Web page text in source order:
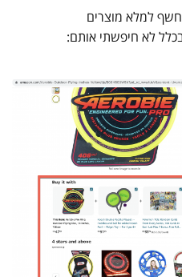
למלא מוצרים
לא חיפשתי אותם: